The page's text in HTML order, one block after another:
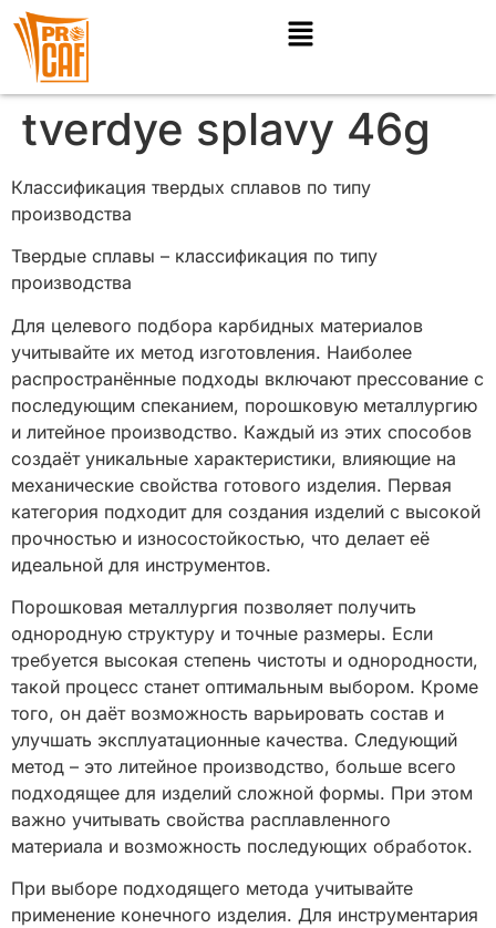
tverdye splavy 46g
Классификация твердых сплавов по типу
производства
Твердые сплавы – классификация по типу
производства
Для целевого подбора карбидных материалов
учитывайте их метод изготовления. Наиболее
распространённые подходы включают прессование с
последующим спеканием, порошковую металлургию
и литейное производство. Каждый из этих способов
создаёт уникальные характеристики, влияющие на
механические свойства готового изделия. Первая
категория подходит для создания изделий с высокой
прочностью и износостойкостью, что делает её
идеальной для инструментов.
Порошковая металлургия позволяет получить
однородную структуру и точные размеры. Если
требуется высокая степень чистоты и однородности,
такой процесс станет оптимальным выбором. Кроме
того, он даёт возможность варьировать состав и
улучшать эксплуатационные качества. Следующий
метод – это литейное производство, больше всего
подходящее для изделий сложной формы. При этом
важно учитывать свойства расплавленного
материала и возможность последующих обработок.
При выборе подходящего метода учитывайте
применение конечного изделия. Для инструментария